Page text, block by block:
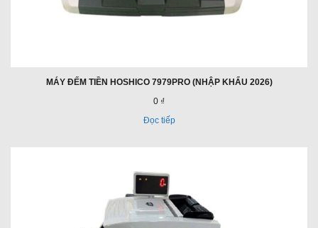
MÁY ĐẾM TIỀN HOSHICO 7979PRO (NHẬP KHẨU 2026)
0 ₫
Đọc tiếp